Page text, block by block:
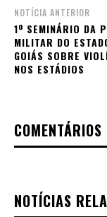
NOTÍCIA ANTERIOR
1º SEMINÁRIO DA
MILITAR DO
GOIÁS SOBRE
NOS ESTÁDIOS
COMENTÁRIOS
NOTÍCIAS